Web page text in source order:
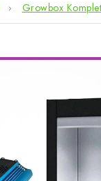
Growbox